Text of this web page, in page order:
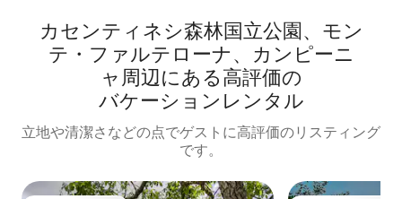
カセンティネシ森林国立公園、モン
テ・ファルテローナ、カンピーニ
ャ⁠周⁠辺⁠に⁠あ⁠る高⁠評⁠価⁠の
バ⁠ケ⁠ー⁠シ⁠ョ⁠ン⁠レ⁠ン⁠タ⁠ル
立地や清潔さなどの点でゲストに高評価のリスティング
です。